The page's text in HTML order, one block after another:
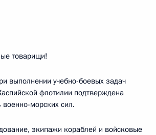
товарищи!
выполнении учебно-боевых задач
флотилии подтверждена
военно-морских сил.
экипажи кораблей и войсковые